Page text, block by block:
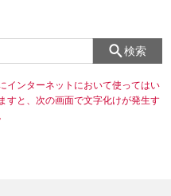
検索
インターネットにおいて使ってはい
すと、次の画面で文字化けが発生す